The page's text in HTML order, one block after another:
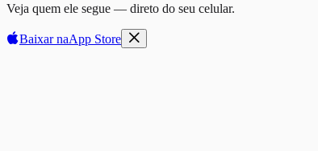
Veja quem ele segue — direto do seu celular.
Baixar naApp Store